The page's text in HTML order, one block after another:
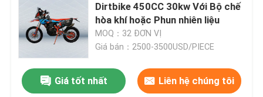
Dirtbike 450CC 30kw Với Bộ chế
hòa khí hoặc Phun nhiên liệu
MOQ：32 ĐƠN VỊ
Giá bán：2500-3500USD/PIECE
Giá tốt nhất Liên hệ chúng tôi